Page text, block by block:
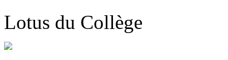
Lotus du Collège